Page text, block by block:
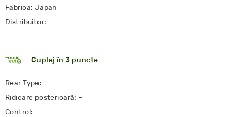
Fabrica: Japan
Distribuitor: -
Cuplaj în 3 puncte
Rear Type: -
Ridicare posterioară: -
Control: -